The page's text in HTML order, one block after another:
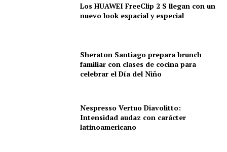
Los HUAWEI FreeClip 2 S llegan con un
nuevo look espacial y especial
Sheraton Santiago prepara brunch
familiar con clases de cocina para
celebrar el Día del Niño
Nespresso Vertuo Diavolitto:
Intensidad audaz con carácter
latinoamericano